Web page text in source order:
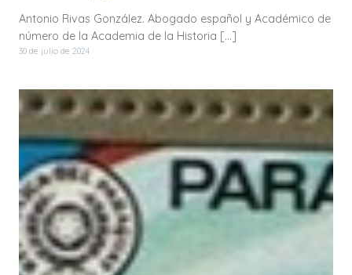
Antonio Rivas González. Abogado español y Académico de
número de la Academia de la Historia […]
30 de julio de 2024